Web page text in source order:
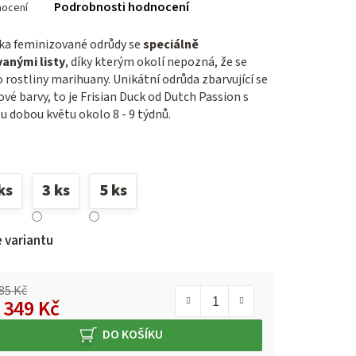
Podrobnosti hodnocení
feminizované odrůdy sespeciálně
listy, díky kterým okolí nepozná, že se
rostliny marihuany. Unikátní odrůda zbarvující se
barvy, to je Frisian Duck od Dutch Passion s
dobou květu okolo 8 - 9 týdnů.
3 ks 5 ks
variantu
Kč
349 Kč
cena:
DO KOŠÍKU